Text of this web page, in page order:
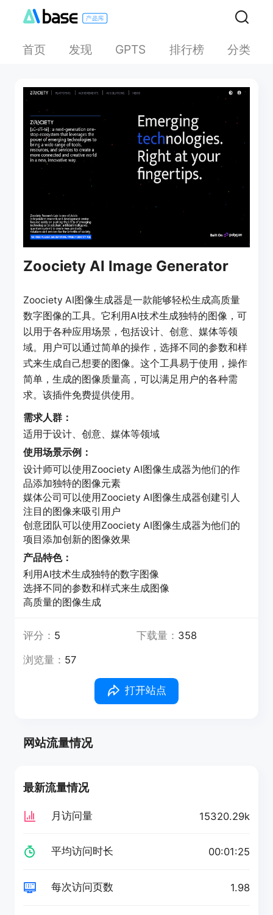
首页 发现 GPTS 排行榜 分类
Zoociety AI Image Generator
Zoociety AI图像生成器是一款能够轻松生成高质量
数字图像的工具。它利用AI技术生成独特的图像，可
以用于各种应用场景，包括设计、创意、媒体等领
域。用户可以通过简单的操作，选择不同的参数和样
式来生成自己想要的图像。这个工具易于使用，操作
简单，生成的图像质量高，可以满足用户的各种需
求。该插件免费提供使用。
需求人群：
适用于设计、创意、媒体等领域
使用场景示例：
设计师可以使用Zoociety AI图像生成器为他们的作
品添加独特的图像元素
媒体公司可以使用Zoociety AI图像生成器创建引人
注目的图像来吸引用户
创意团队可以使用Zoociety AI图像生成器为他们的
项目添加创新的图像效果
产品特色：
利用AI技术生成独特的数字图像
选择不同的参数和样式来生成图像
高质量的图像生成
评分： 5 下载量： 358
浏览量： 57
打开站点
网站流量情况
最新流量情况
月访问量 15320.29k
平均访问时长 00:01:25
每次访问页数 1.98